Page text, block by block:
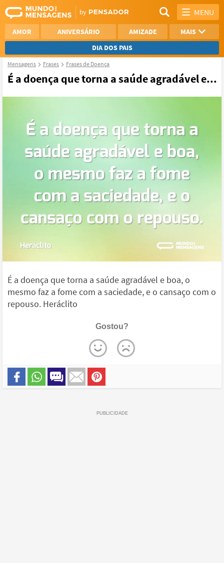
MENU
AMOR ANIVERSÁRIO AMIZADE
MAIS
DIA DOS PAIS
AGRADECIMENTO
Mensagens Frases Frases de Doença
É a doença que torna a saúde agradável e...
É a doença que torna a saúde agradável e boa, o
mesmo faz a fome com a saciedade, e o cansaço com o
repouso. Heráclito
Gostou?